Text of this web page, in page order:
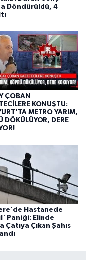
Döndürüldü, 4
ÇOBAN
KONUŞTU:
METRO YARIM,
DÖKÜLÜYOR, DERE
Hastanede
Paniği: Elinde
Çatıya Çıkan Şahıs